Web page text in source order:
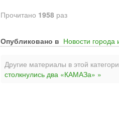
Прочитано 1958 раз
Опубликовано в Новости города
Другие материалы в этой
столкнулись два «КАМАЗа» »